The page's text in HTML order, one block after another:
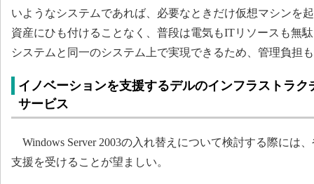
いようなシステムであれば、必要なときだけ仮想マシンを
資産にひも付けることなく、普段は電気もITリソースも無
システムと同一のシステム上で実現できるため、管理負担
イノベーションを支援するデルのインフラストラ
サービス
Windows Server 2003の入れ替えについて検討する際には
支援を受けることが望ましい。